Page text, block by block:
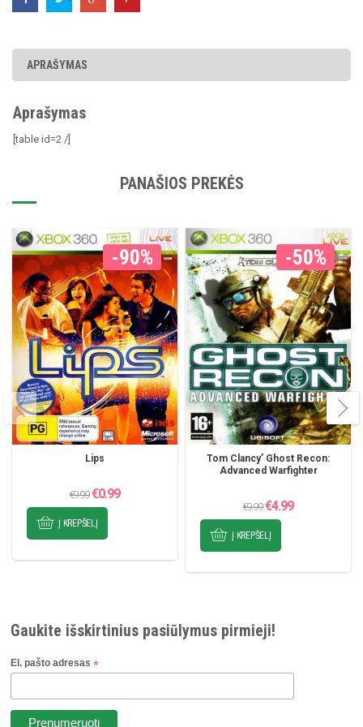
Trilogy
APRAŠYMAS
Aprašymas
[table id=2 /]
PANAŠIOS PREKĖS
-90%
Lips
€9.99 Original
price
€9.99.
€0.99Current
price
Į KREPŠELĮ
-50%
Tom Clancy’ Ghost Recon:
Advanced Warfighter
€9.99 Original
price
€9.99.
€4.99Current
price
Į KREPŠELĮ
Gaukite išskirtinius pasiūlymus pirmieji!
El. pašto adresas*